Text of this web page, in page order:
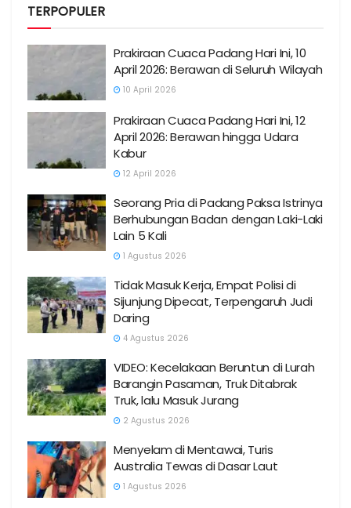
TERPOPULER
Prakiraan Cuaca Padang Hari Ini, 10
April 2026: Berawan di Seluruh Wilayah
10 April 2026
Prakiraan Cuaca Padang Hari Ini, 12
April 2026: Berawan hingga Udara
Kabur
12 April 2026
Seorang Pria di Padang Paksa Istrinya
Berhubungan Badan dengan Laki-Laki
Lain 5 Kali
1 Agustus 2026
Tidak Masuk Kerja, Empat Polisi di
Sijunjung Dipecat, Terpengaruh Judi
Daring
4 Agustus 2026
VIDEO: Kecelakaan Beruntun di Lurah
Barangin Pasaman, Truk Ditabrak
Truk, lalu Masuk Jurang
2 Agustus 2026
Menyelam di Mentawai, Turis
Australia Tewas di Dasar Laut
1 Agustus 2026